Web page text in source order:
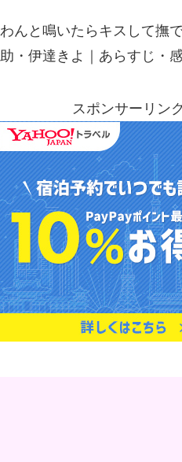
わんと鳴いたらキスして撫
助・伊達きよ｜あらすじ・
スポンサーリンク